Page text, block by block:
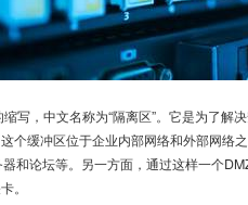
，中文名称为“隔离区”。它是为了解
个缓冲区位于企业内部网络和外部网络
和论坛等。另一方面，通过这样一个
。